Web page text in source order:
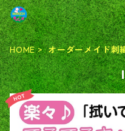
HOME オーダーメイド刺